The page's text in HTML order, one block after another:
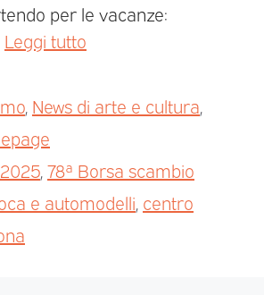
per le vacanze:
Leggi tutto
News di arte e cultura
78ª Borsa scambio
e automodelli centro